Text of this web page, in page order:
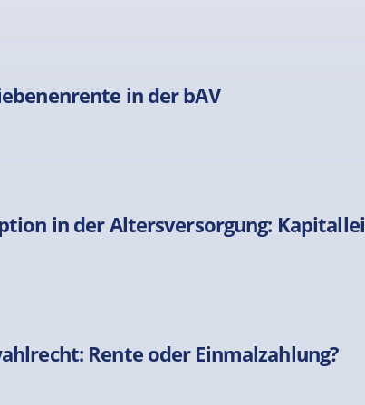
in der bAV
in der Altersversorgung:
Rente oder Einmalzahlung?